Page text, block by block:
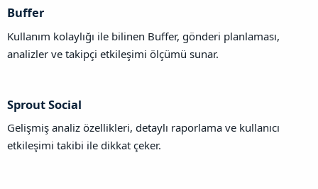
Buffer​
Kullanım kolaylığı ile bilinen Buffer, gönderi planlaması,
analizler ve takipçi etkileşimi ölçümü sunar.
Sprout Social​
Gelişmiş analiz özellikleri, detaylı raporlama ve kullanıcı
etkileşimi takibi ile dikkat çeker.